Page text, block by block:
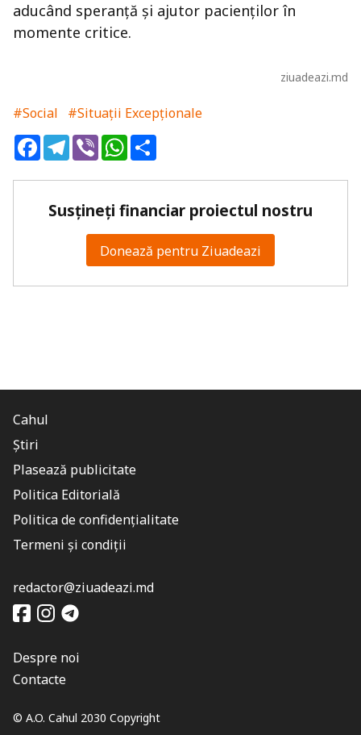
aducând speranță și ajutor pacienților în
momente critice.
ziuadeazi.md
#Social
#Situații Excepționale
FacebookTelegram
ViberWhatsApp
Susțineți financiar proiectul nostru
Donează pentru Ziuadeazi
© A.O. Cahul 2030 Copyright
Cahul
Știri
Plasează publicitate
Politica Editorială
Politica de confidențialitate
Termeni și condiții
redactor@ziuadeazi.md
Despre noi
Contacte